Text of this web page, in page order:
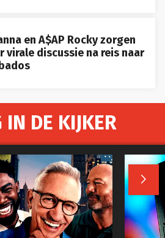
en A$AP Rocky zorgen
virale discussie na reis naar
IN DE KIJKER
